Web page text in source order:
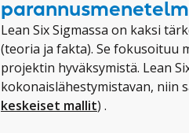
Lean Six Sigmassa on kaksi
(teoria ja fakta). Se fokusoituu
projektin hyväksymistä. Lean
kokonaislähestymistavan, niin
keskeiset mallit) .